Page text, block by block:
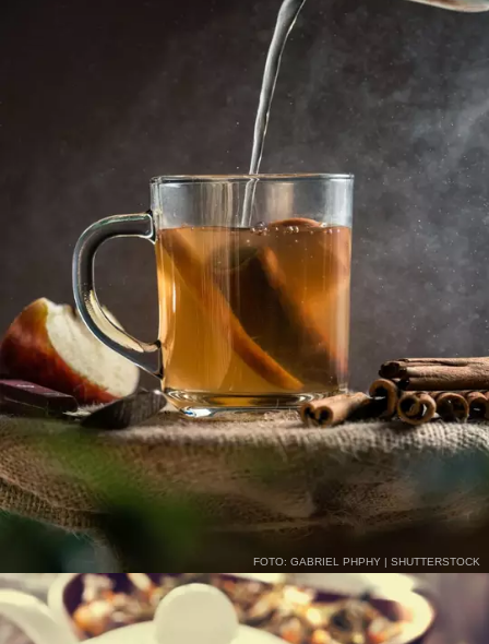
FOTO: GABRIEL PHPHY | SHUTTERSTOCK